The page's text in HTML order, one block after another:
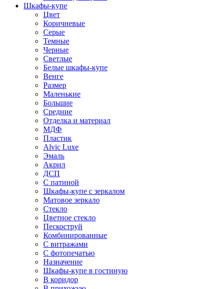
Шкафы-купе
Цвет
Коричневые
Серые
Темные
Черные
Светлые
Белые шкафы-купе
Венге
Размер
Маленькие
Большие
Средние
Отделка и материал
МДФ
Пластик
Alvic Luxe
Эмаль
Акрил
ДСП
С патиной
Шкафы-купе с зеркалом
Матовое зеркало
Стекло
Цветное стекло
Пескоструй
Комбинированные
С витражами
С фотопечатью
Назначение
Шкафы-купе в гостиную
В коридор